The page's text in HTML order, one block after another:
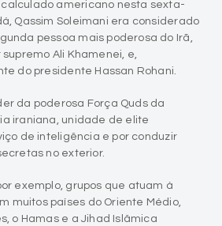
americano nesta sexta-
Qassim Soleimani era considerado
pessoa mais poderosa do Irã,
Ali Khamenei, e,
do presidente Hassan Rohani.
da poderosa Força Quds da
iraniana, unidade de elite
de inteligência e por conduzir
no exterior.
exemplo, grupos que atuam à
muitos países do Oriente Médio,
o Hamas e a Jihad Islâmica